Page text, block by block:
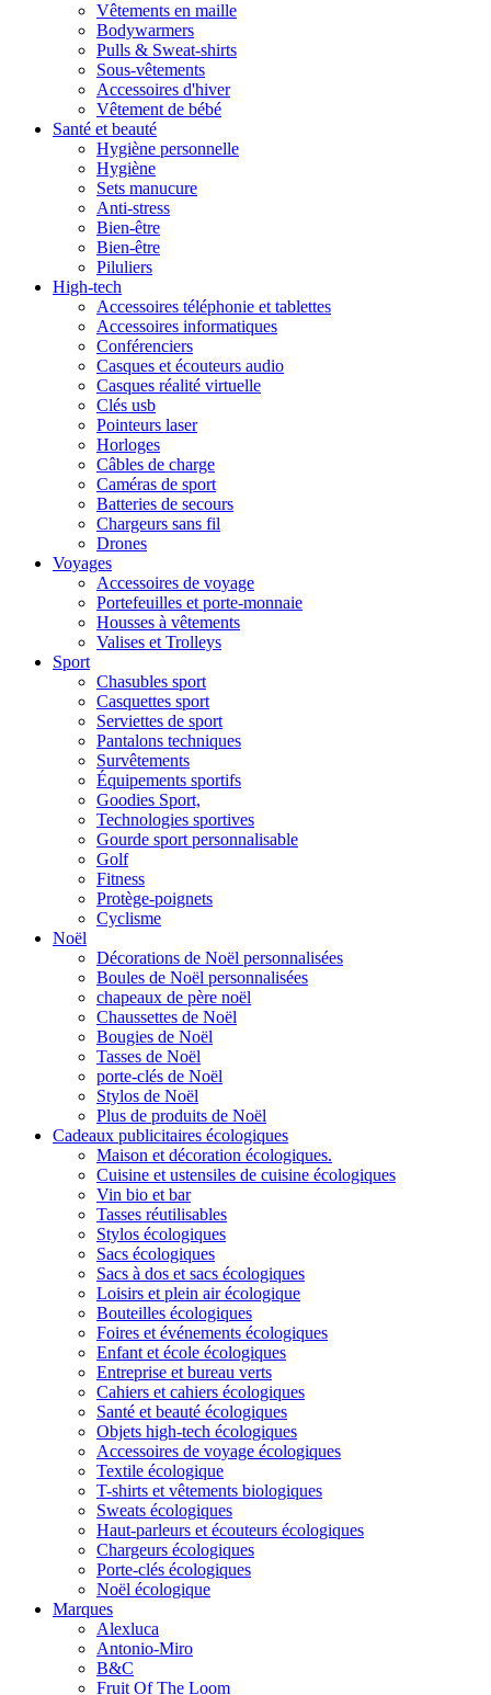
Vêtements en maille
Bodywarmers
Pulls & Sweat-shirts
Sous-vêtements
Accessoires d'hiver
Vêtement de bébé
Santé et beauté
Hygiène personnelle
Hygiène
Sets manucure
Anti-stress
Bien-être
Bien-être
Piluliers
High-tech
Accessoires téléphonie et tablettes
Accessoires informatiques
Conférenciers
Casques et écouteurs audio
Casques réalité virtuelle
Clés usb
Pointeurs laser
Horloges
Câbles de charge
Caméras de sport
Batteries de secours
Chargeurs sans fil
Drones
Voyages
Accessoires de voyage
Portefeuilles et porte-monnaie
Housses à vêtements
Valises et Trolleys
Sport
Chasubles sport
Casquettes sport
Serviettes de sport
Pantalons techniques
Survêtements
Équipements sportifs
Goodies Sport,
Technologies sportives
Gourde sport personnalisable
Golf
Fitness
Protège-poignets
Cyclisme
Noël
Décorations de Noël personnalisées
Boules de Noël personnalisées
chapeaux de père noël
Chaussettes de Noël
Bougies de Noël
Tasses de Noël
porte-clés de Noël
Stylos de Noël
Plus de produits de Noël
Cadeaux publicitaires écologiques
Maison et décoration écologiques.
Cuisine et ustensiles de cuisine écologiques
Vin bio et bar
Tasses réutilisables
Stylos écologiques
Sacs écologiques
Sacs à dos et sacs écologiques
Loisirs et plein air écologique
Bouteilles écologiques
Foires et événements écologiques
Enfant et école écologiques
Entreprise et bureau verts
Cahiers et cahiers écologiques
Santé et beauté écologiques
Objets high-tech écologiques
Accessoires de voyage écologiques
Textile écologique
T-shirts et vêtements biologiques
Sweats écologiques
Haut-parleurs et écouteurs écologiques
Chargeurs écologiques
Porte-clés écologiques
Noël écologique
Marques
Alexluca
Antonio-Miro
B&C
Fruit Of The Loom